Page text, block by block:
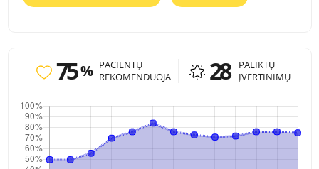
75 % PACIENTŲ
REKOMENDUOJA
28
PALIKTŲ
ĮVERTINIMŲ